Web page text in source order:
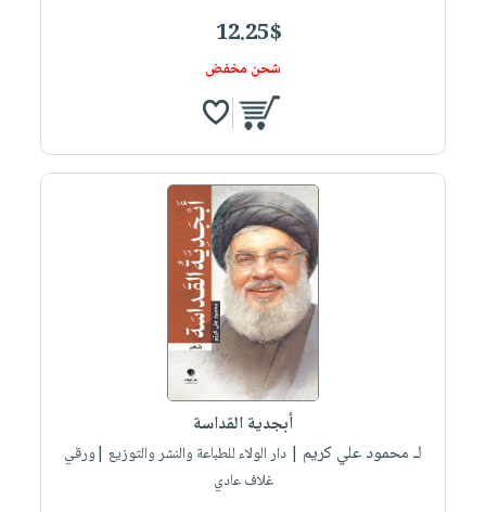
12.25$
شحن مخفض
أبجدية ‏القداسة
لـ محمود ‏علي ‏كريم | دار الولاء للطباعة والنشر والتوزيع |ورقي
غلاف عادي